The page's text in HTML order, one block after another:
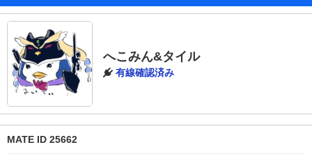
へこみん&タイル
有線確認済み
MATE ID 25662